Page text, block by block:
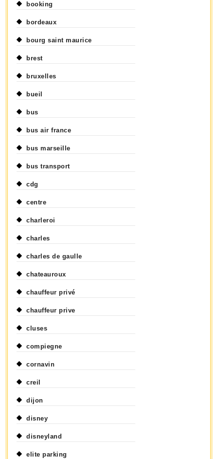
booking
bordeaux
bourg saint maurice
brest
bruxelles
bueil
bus
bus air france
bus marseille
bus transport
cdg
centre
charleroi
charles
charles de gaulle
chateauroux
chauffeur privé
chauffeur prive
cluses
compiegne
cornavin
creil
dijon
disney
disneyland
elite parking